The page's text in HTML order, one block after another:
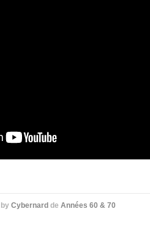
by Cybernard de Années 60 & 70